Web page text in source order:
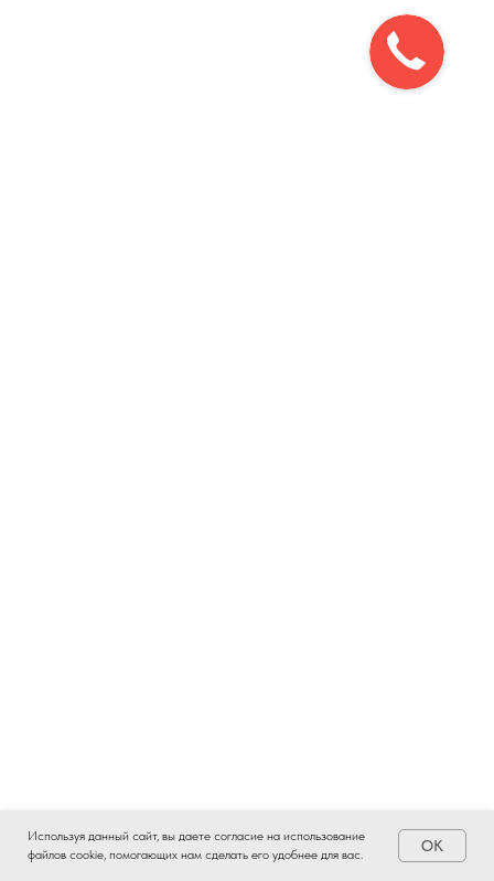
Используя данный сайт, вы даете согласие на использование
файлов cookie, помогающих нам сделать его удобнее для вас.
OK